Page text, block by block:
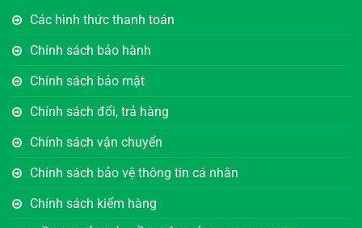
Các hình thức thanh toán
Chính sách bảo hành
Chính sách bảo mật
Chính sách đổi, trả hàng
Chính sách vận chuyển
Chính sách bảo vệ thông tin cá nhân
Chính sách kiểm hàng